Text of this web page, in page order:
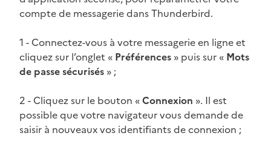
compte de messagerie dans Thunderbird.
1 - Connectez-vous à votre messagerie en ligne et
cliquez sur l’onglet « Préférences » puis sur « Mots
de passe sécurisés » ;
2 - Cliquez sur le bouton «Connexion ». Il est
possible que votre navigateur vous demande de
saisir à nouveaux vos identifiants de connexion ;